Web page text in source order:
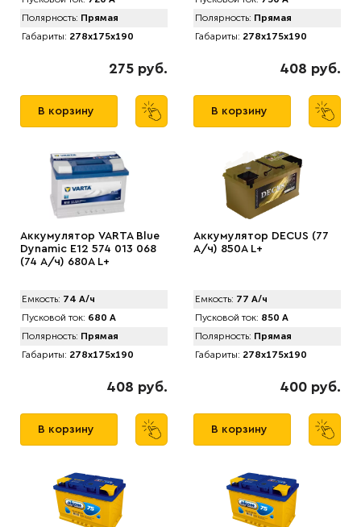
Полярность: Прямая
Габариты: 278x175x190
275 руб.
В корзину
Полярность: Прямая
Габариты: 278x175x190
408 руб.
В корзину
Аккумулятор VARTA Blue
Dynamic E12 574 013 068
(74 А/ч) 680А L+
Емкость: 74 А/ч
Пусковой ток: 680 А
Полярность: Прямая
Габариты: 278x175x190
408 руб.
В корзину
Аккумулятор DECUS (77
А/ч) 850A L+
Емкость: 77 А/ч
Пусковой ток: 850 А
Полярность: Прямая
Габариты: 278x175x190
400 руб.
В корзину